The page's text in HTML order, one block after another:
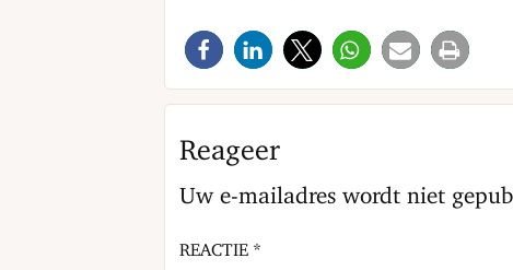
Reageer
Uw e-mailadres wordt niet
REACTIE *